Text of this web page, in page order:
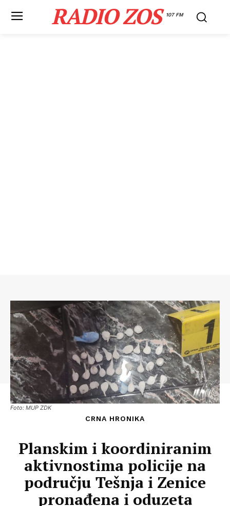
RADIO ZOS 107 FM
Foto: MUP ZDK
CRNA HRONIKA
Planskim i koordiniranim
aktivnostima policije na
području Tešnja i Zenice
pronađena i oduzeta